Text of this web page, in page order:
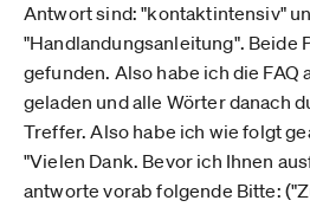
Antwort sind: "kontaktintensiv"
"Handlandungsanleitung". Beide
gefunden. Also habe ich die FAQ
geladen und alle Wörter danach
Treffer. Also habe ich wie folgt
"Vielen Dank. Bevor ich Ihnen
antworte vorab folgende Bitte: